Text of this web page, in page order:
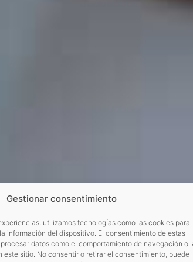
Gestionar consentimiento
utilizamos tecnologías como las cookies para
información del dispositivo. El consentimiento de estas
datos como el comportamiento de navegación o
este sitio. No consentir o retirar el consentimiento, puede